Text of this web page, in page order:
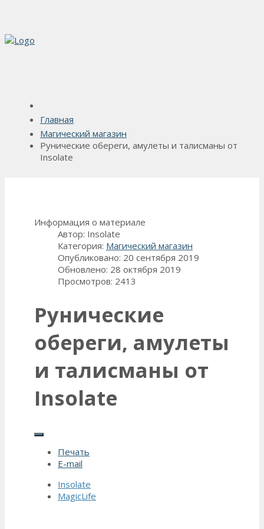
Главная
Магический магазин
Рунические обереги, амулеты и талисманы от
Insolate
Информация о материале
Автор: Insolate
Категория: Магический магазин
Опубликовано: 20 сентября 2019
Обновлено: 28 октября 2019
Просмотров: 2413
Рунические
обереги, амулеты
и талисманы от
Insolate
Печать
E-mail
Insolate
MagicLife